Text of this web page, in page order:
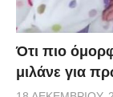
Ότι πιο
μιλάνε για